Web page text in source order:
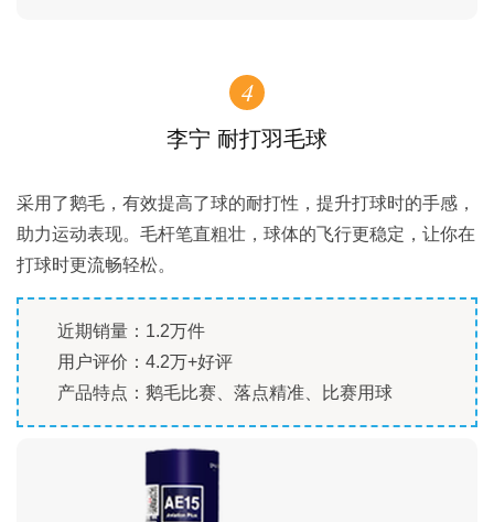
4
李宁 耐打羽毛球
采用了鹅毛，有效提高了球的耐打性，提升打球时的手感，
助力运动表现。毛杆笔直粗壮，球体的飞行更稳定，让你在
打球时更流畅轻松。
近期销量：1.2万件
用户评价：4.2万+好评
产品特点：鹅毛比赛、落点精准、比赛用球